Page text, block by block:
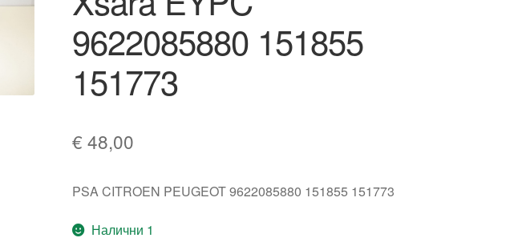
9622085880 151855
151773
€ 48,00
PSA CITROEN PEUGEOT 9622085880 151855 151773
Налични 1